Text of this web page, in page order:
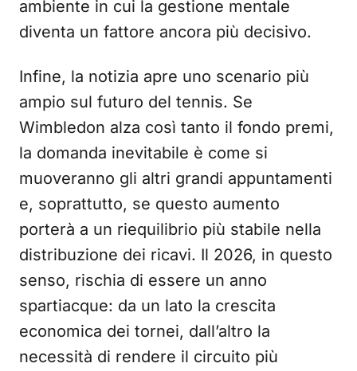
ambiente in cui la gestione mentale
diventa un fattore ancora più decisivo.
Infine, la notizia apre uno scenario più
ampio sul futuro del tennis. Se
Wimbledon alza così tanto il fondo premi,
la domanda inevitabile è come si
muoveranno gli altri grandi appuntamenti
e, soprattutto, se questo aumento
porterà a un riequilibrio più stabile nella
distribuzione dei ricavi. Il 2026, in questo
senso, rischia di essere un anno
spartiacque: da un lato la crescita
economica dei tornei, dall’altro la
necessità di rendere il circuito più